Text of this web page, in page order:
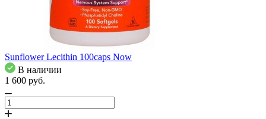
Sunflower Lecithin 100caps Now
В наличии
1 600 pуб.